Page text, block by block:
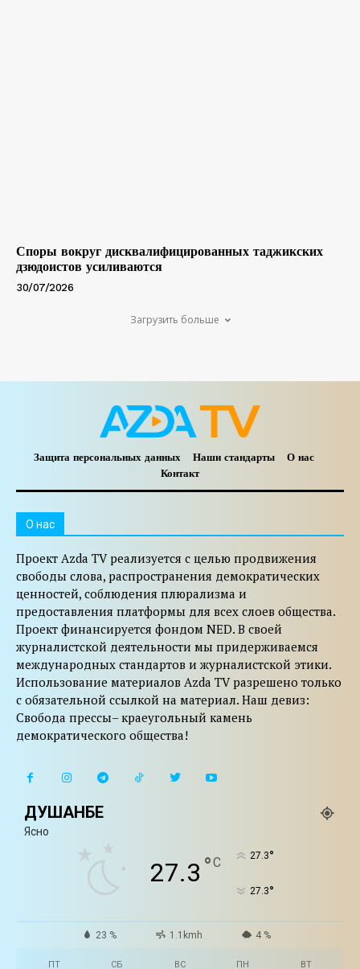
Споры вокруг дисквалифицированных таджикских
дзюдоистов усиливаются
30/07/2026
Загрузить больше
Защита персональных данных Наши стандарты
О нас
Контакт
O нас
Проект Azda TV реализуется с целью продвижения
свободы слова, распространения демократических
ценностей, соблюдения плюрализма и
предоставления платформы для всех слоев общества.
Проект финансируется фондом NED. В своей
журналистской деятельности мы придерживаемся
международных стандартов и журналистской этики.
Использование материалов Azda TV разрешено только
с обязательной ссылкой на материал. Наш девиз:
Свобода прессы– краеугольный камень
демократического общества!
ДУШАНБЕ
Ясно
27.3 °C 27.3°
27.3°
23 % 1.1kmh 4 %
ПТ СБ ВС ПН ВТ